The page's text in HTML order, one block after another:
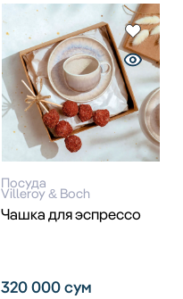
Посуда
Villeroy & Boch
Чашка для эспрессо
320 000сум